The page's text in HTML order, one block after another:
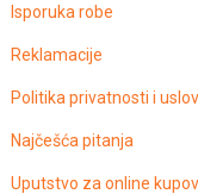
Isporuka robe
Reklamacije
Politika privatnosti i
Najčešća pitanja
Uputstvo za online